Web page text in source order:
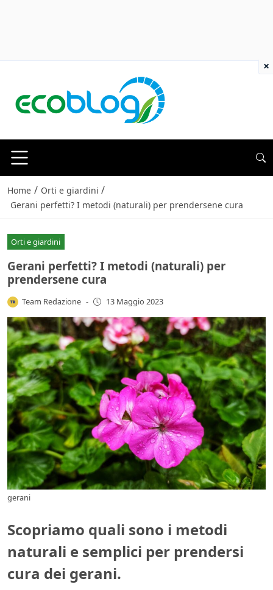
Home / Orti e giardini /
Gerani perfetti? I metodi (naturali) per prendersene cura
Orti e giardini
Gerani perfetti? I metodi (naturali) per
prendersene cura
Team Redazione - 13 Maggio 2023
gerani
Scopriamo quali sono i metodi
naturali e semplici per prendersi
cura dei gerani.
×